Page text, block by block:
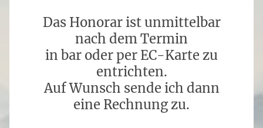
Das Honorar ist unmittelbar
nach dem Termin
in bar oder per EC-Karte zu
entrichten.
Auf Wunsch sende ich dann
eine Rechnung zu.